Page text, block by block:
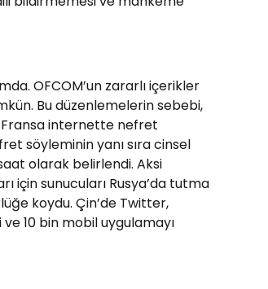
OFCOM’un zararlı içerikler
Bu düzenlemelerin sebebi,
Fransa internette nefret
söyleminin yanı sıra cinsel
olarak belirlendi. Aksi
için sunucuları Rusya’da tutma
koydu. Çin’de Twitter,
10 bin mobil uygulamayı